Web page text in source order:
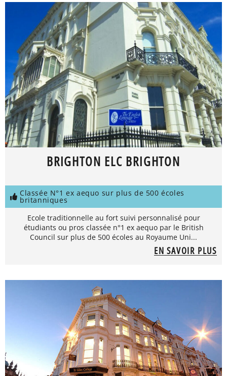
BRIGHTON ELC BRIGHTON
Classée N°1 ex aequo sur plus de 500 écoles
britanniques
Ecole traditionnelle au fort suivi personnalisé pour
étudiants ou pros classée n°1 ex aequo par le British
Council sur plus de 500 écoles au Royaume Uni...
EN SAVOIR PLUS